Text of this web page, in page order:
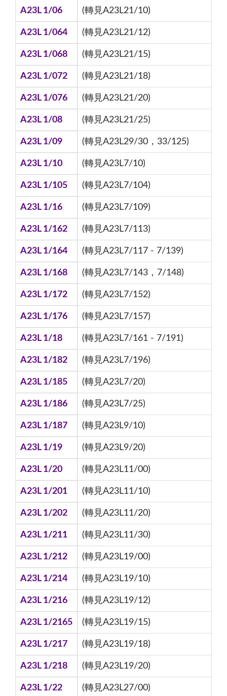
A23L 1/06 (轉見A23L21/10)
A23L 1/064 (轉見A23L21/12)
A23L 1/068 (轉見A23L21/15)
A23L 1/072 (轉見A23L21/18)
A23L 1/076 (轉見A23L21/20)
A23L 1/08 (轉見A23L21/25)
A23L 1/09 (轉見A23L29/30，33/125)
A23L 1/10 (轉見A23L7/10)
A23L 1/105 (轉見A23L7/104)
A23L 1/16 (轉見A23L7/109)
A23L 1/162 (轉見A23L7/113)
A23L 1/164 (轉見A23L7/117 - 7/139)
A23L 1/168 (轉見A23L7/143，7/148)
A23L 1/172 (轉見A23L7/152)
A23L 1/176 (轉見A23L7/157)
A23L 1/18 (轉見A23L7/161 - 7/191)
A23L 1/182 (轉見A23L7/196)
A23L 1/185 (轉見A23L7/20)
A23L 1/186 (轉見A23L7/25)
A23L 1/187 (轉見A23L9/10)
A23L 1/19 (轉見A23L9/20)
A23L 1/20 (轉見A23L11/00)
A23L 1/201 (轉見A23L11/10)
A23L 1/202 (轉見A23L11/20)
A23L 1/211 (轉見A23L11/30)
A23L 1/212 (轉見A23L19/00)
A23L 1/214 (轉見A23L19/10)
A23L 1/216 (轉見A23L19/12)
A23L 1/2165 (轉見A23L19/15)
A23L 1/217 (轉見A23L19/18)
A23L 1/218 (轉見A23L19/20)
A23L 1/22 (轉見A23L27/00)